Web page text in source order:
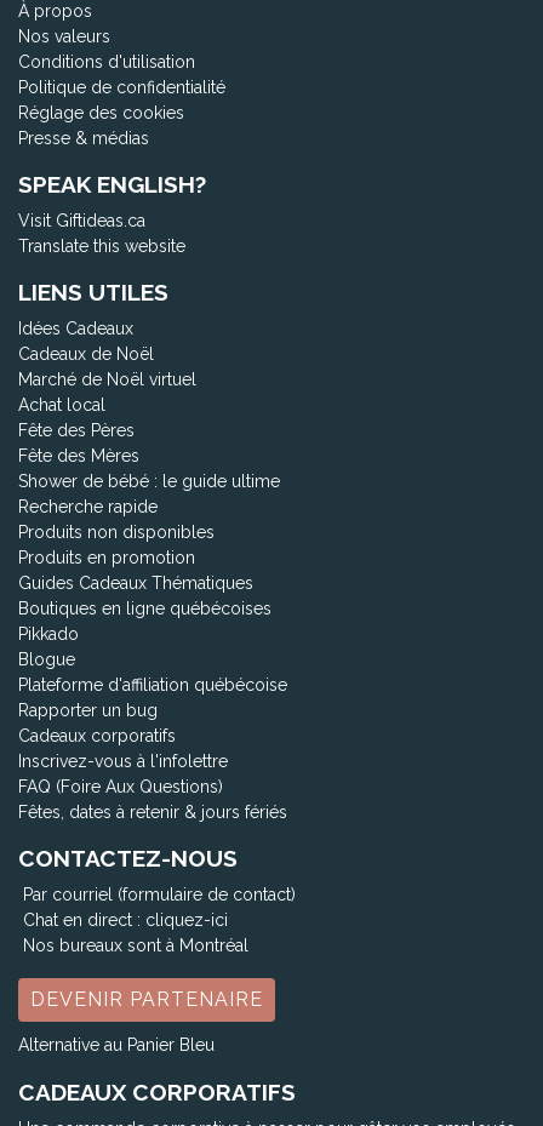
À propos
Nos valeurs
Conditions d'utilisation
Politique de confidentialité
Réglage des cookies
Presse & médias
SPEAK ENGLISH?
Visit Giftideas.ca
Translate this website
LIENS UTILES
Idées Cadeaux
Cadeaux de Noël
Marché de Noël virtuel
Achat local
Fête des Pères
Fête des Mères
Shower de bébé : le guide ultime
Recherche rapide
Produits non disponibles
Produits en promotion
Guides Cadeaux Thématiques
Boutiques en ligne québécoises
Pikkado
Blogue
Plateforme d'affiliation québécoise
Rapporter un bug
Cadeaux corporatifs
Inscrivez-vous à l'infolettre
FAQ (Foire Aux Questions)
Fêtes, dates à retenir & jours fériés
CONTACTEZ-NOUS
Par courriel (formulaire de contact)
Chat en direct : cliquez-ici
Nos bureaux sont à Montréal
DEVENIR PARTENAIRE
Alternative au Panier Bleu
CADEAUX CORPORATIFS